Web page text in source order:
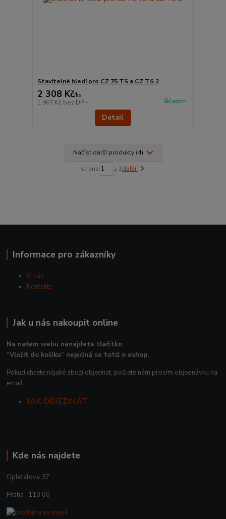
Stavitelné hledí pro CZ 75 TS a CZ TS 2
2 308 Kč/ks
1 907 Kč bez DPH Skladem
Detail
Načíst další produkty (4)
strana z 2další
Informace pro zákazníky
O nás
Kontakty
Jak u nás nakoupit online
Na našem webu nenajdete tlačítko
“Vložit do košíku“ nejedná se totiž o eshop.
Pokud chcete nějaké zboží objednat, pošlete nám prosím objednávku na
email.
JAK OBJEDNAT
Kde nás najdete
Opletalova 37
Praha , 110 00